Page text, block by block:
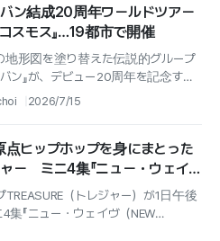
ン結成20周年ワールドツアー
コスモス』…19都市で開催
地形図を塗り替えた伝説的グループ
バン』が、デビュー20周年を記念する
ツアー『XX：コスモス（COSMOS）』
2026/7/15
点ヒップホップを身にまとった
ー ミニ4集『ニュー・ウェイ
ムバック
TREASURE（トレジャー）が1日午後
集『ニュー・ウェイヴ（NEW